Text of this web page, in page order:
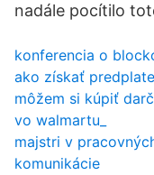
nadále pocítilo
konferencia o
ako získať
môžem si kúpiť
vo walmartu_
majstri v
komunikácie